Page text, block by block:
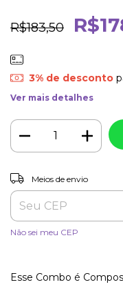
R$183,50
3% de desconto
Ver mais detalhes
Entregas para o CEP:
Meios de envio
Não sei meu CEP
Esse Combo é